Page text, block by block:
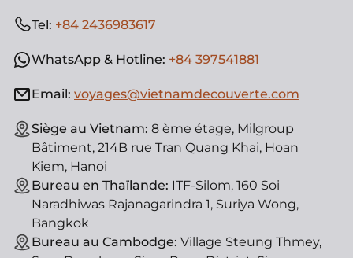
Tel: +84 2436983617
WhatsApp & Hotline: +84 397541881
Email: voyages@vietnamdecouverte.com
Siège au Vietnam: 8 ème étage, Milgroup
Bâtiment, 214B rue Tran Quang Khai, Hoan
Kiem, Hanoi
Bureau en Thaïlande: ITF-Silom, 160 Soi
Naradhiwas Rajanagarindra 1, Suriya Wong,
Bangkok
Bureau au Cambodge: Village Steung Thmey,